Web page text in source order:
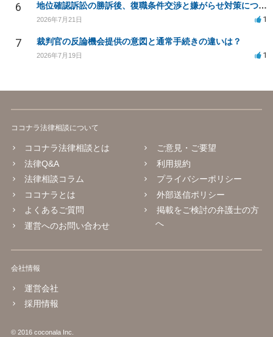
6 地位確認訴訟の勝訴後、復職条件交渉と嫌がらせ対策について
2026年7月21日 1
7 裁判官の反論機会提供の意図と通常手続きの違いは？
2026年7月19日 1
ココナラ法律相談について
ココナラ法律相談とは
法律Q&A
法律相談コラム
ココナラとは
よくあるご質問
運営へのお問い合わせ
ご意見・ご要望
利用規約
プライバシーポリシー
外部送信ポリシー
掲載をご検討の弁護士の方
へ
会社情報
運営会社
採用情報
© 2016 coconala Inc.